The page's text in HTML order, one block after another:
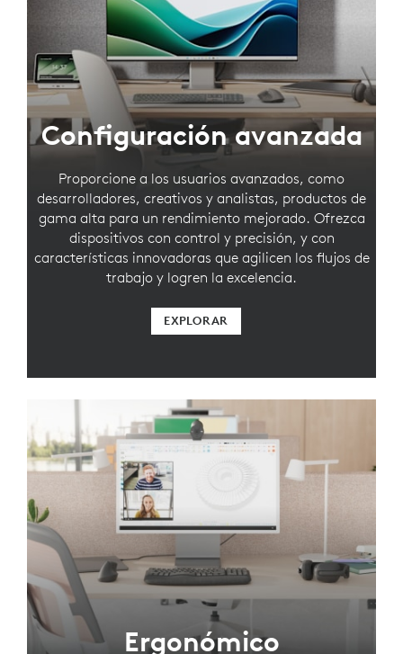
Configuración avanzada
Proporcione a los usuarios avanzados, como
desarrolladores, creativos y analistas, productos de
gama alta para un rendimiento mejorado. Ofrezca
dispositivos con control y precisión, y con
características innovadoras que agilicen los flujos de
trabajo y logren la excelencia.
EXPLORAR
Ergonómico